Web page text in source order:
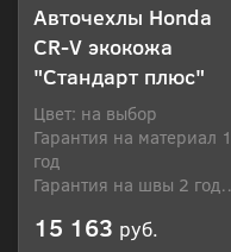
Авточехлы Honda
CR-V экокожа
"Стандарт плюс"
Цвет: на выбор
Гарантия на материал 1
год
Гарантия на швы 2 года
15 163 руб.